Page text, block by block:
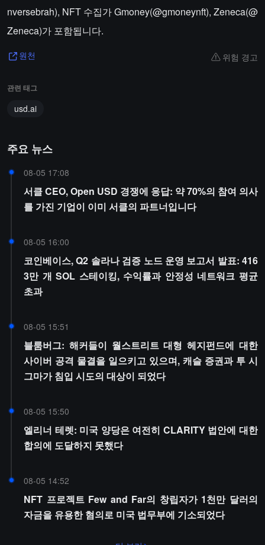
nversebrah), NFT 수집가 Gmoney(@gmoneynft), Zeneca(@
Zeneca)가 포함됩니다.
원천 위험 경고
관련 태그
usd.ai
주요 뉴스
08-05 17:08
서클 CEO, Open USD 경쟁에 응답: 약 70%의 참여 의사
를 가진 기업이 이미 서클의 파트너입니다
08-05 16:00
코인베이스, Q2 솔라나 검증 노드 운영 보고서 발표: 416
3만 개 SOL 스테이킹, 수익률과 안정성 네트워크 평균
초과
08-05 15:51
블룸버그: 해커들이 월스트리트 대형 헤지펀드에 대한
사이버 공격 물결을 일으키고 있으며, 캐슬 증권과 투 시
그마가 침입 시도의 대상이 되었다
08-05 15:50
엘리너 테렛: 미국 양당은 여전히 CLARITY 법안에 대한
합의에 도달하지 못했다
08-05 14:52
NFT 프로젝트 Few and Far의 창립자가 1천만 달러의
자금을 유용한 혐의로 미국 법무부에 기소되었다